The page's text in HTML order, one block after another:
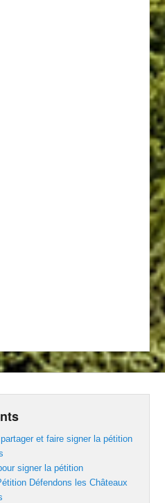
et faire signer la pétition
signer la pétition
Défendons les Châteaux